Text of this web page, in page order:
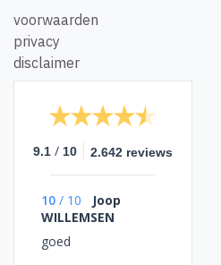
voorwaarden
privacy
disclaimer
9.1 / 10 2.642 reviews
10 / 10
Joop
WILLEMSEN
goed